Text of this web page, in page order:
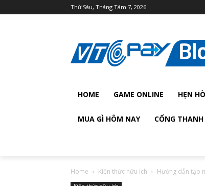
Thứ Sáu, Tháng Tám 7, 2026
HOME GAME ONLINE HẸN HÒ
MUA GÌ HÔM NAY CỔNG
Home Kiến thức hữu ích Hướng dẫn tạo